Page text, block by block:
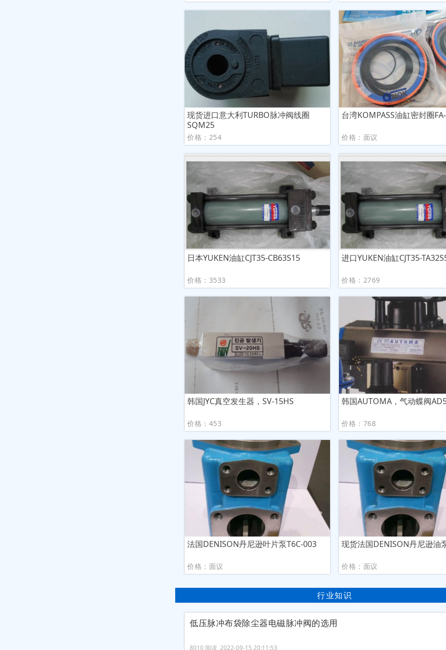
现货进口意大利TURBO脉冲阀线圈
SQM25
价格：254
台湾KOMPASS油缸密封圈
价格：面议
日本YUKEN油缸CJT35-CB63S15
价格：3533
进口YUKEN油缸CJT35-
价格：2769
韩国JYC真空发生器，SV-15HS
价格：453
韩国AUTOMA，气动蝶阀
价格：768
法国DENISON丹尼逊叶片泵T6C-003
价格：面议
现货法国DENISON丹尼逊油
价格：面议
行业知识
低压脉冲布袋除尘器电磁脉冲阀的选用
8010 阅读 2022-09-15 20:11:53